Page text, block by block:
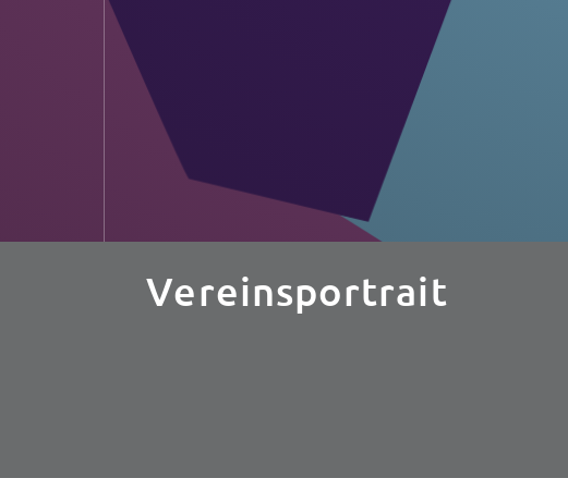
Vereinsportrait